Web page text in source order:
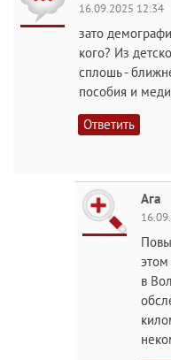
16.09.2025 12:34
зато
кого? Из
сплошь -
пособия и
Ответить
Ага
в